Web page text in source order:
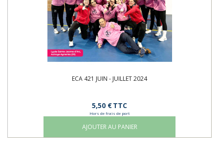
ECA 421 JUIN - JUILLET 2024
5,50 €TTC
Hors de frais de port
AJOUTER AU PANIER